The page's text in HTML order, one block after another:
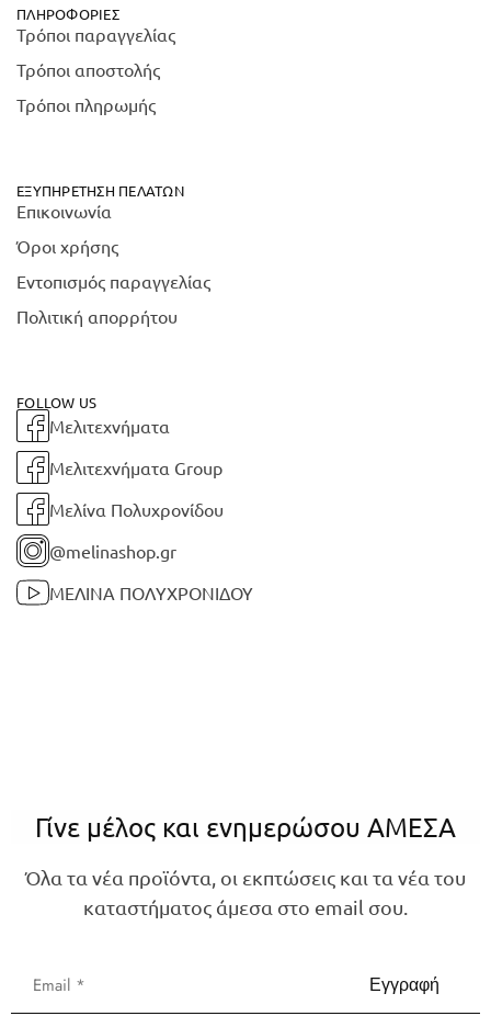
ΠΛΗΡΟΦΟΡΊΕΣ
Τρόποι παραγγελίας
Τρόποι αποστολής
Τρόποι πληρωμής
ΕΞΥΠΗΡΈΤΗΣΗ ΠΕΛΑΤΏΝ
Επικοινωνία
Όροι χρήσης
Εντοπισμός παραγγελίας
Πολιτική απορρήτου
FOLLOW US
Μελιτεχνήματα
Μελιτεχνήματα Group
Μελίνα Πολυχρονίδου
@melinashop.gr
ΜΕΛΙΝΑ ΠΟΛΥΧΡΟΝΙΔΟΥ
Γίνε μέλος και ενημερώσου ΑΜΕΣΑ
Όλα τα νέα προϊόντα, οι εκπτώσεις και τα νέα του
καταστήματος άμεσα στο email σου.